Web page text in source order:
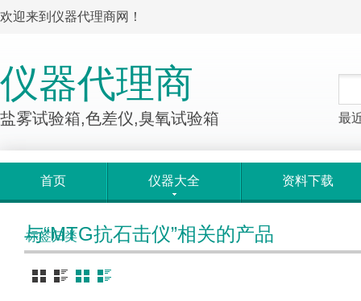
欢迎来到仪器代理商网！
仪器代理商
盐雾试验箱,色差仪,臭氧试验箱 最
首页 仪器大全 资料下载
标签归类
与“MTG抗石击仪”相关的产品